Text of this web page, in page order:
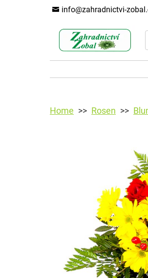
info@zahradnictvi-
Home Rosen